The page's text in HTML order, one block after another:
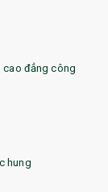
cao đẳng công
hung